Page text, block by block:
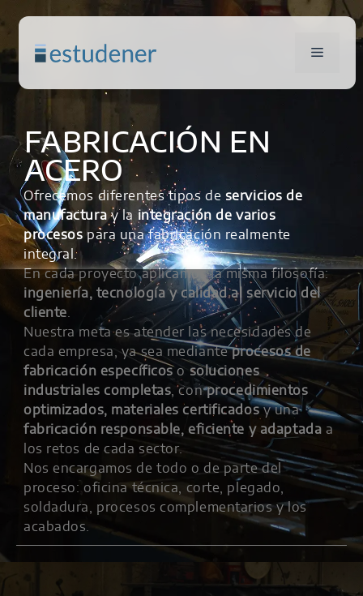
FABRICACIÓN EN
ACERO
Ofrecemos diferentes tipos de servicios de
manufacturay la integración de varios
procesos para una fabricación realmente
integral.
En cada proyecto aplicamos la misma filosofía:
ingeniería, tecnología y calidad al servicio del
cliente
Nuestra meta es atender las necesidades de
cada empresa, ya sea medianteprocesos de
fabricación específicos o soluciones
industriales completas , conprocedimientos
optimizados, materiales certificadosy una
fabricación responsable, eficiente y adaptada a
los retos de cada sector.
Nos encargamos de todo o de parte del
proceso: oficina técnica, corte, plegado,
soldadura, procesos complementarios y los
acabados.